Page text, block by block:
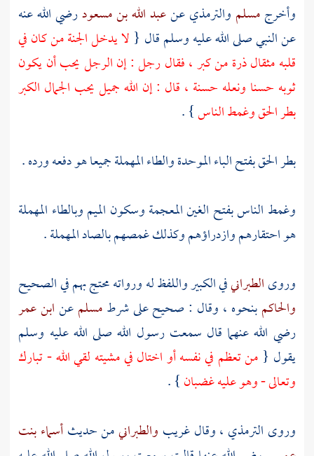
وأخرجمسلم والترمذيعنعبد الله بن مسعودرضي الله عنه
عن النبي صلى الله عليه وسلم قال { لا يدخل الجنة من كان في
قلبه مثقال ذرة من كبر ، فقال رجل : إن الرجل يحب أن يكون
ثوبه حسنا ونعله حسنة ، قال : إن الله جميل يحب الجمال الكبر
بطر الحق وغمط الناس} .
بطر الحق بفتح الباء الموحدة والطاء المهملة جميعا هو دفعه ورده .
وغمط الناس بفتح الغين المعجمة وسكون الميم وبالطاء المهملة
هو احتقارهم وازدراؤهم وكذلك غمصهم بالصاد المهملة .
وروىالطبرانيفي الكبير واللفظ له ورواته محتج بهم في الصحيح
والحاكمبنحوه ، وقال : صحيح على شرطمسلمعنابن عمر
رضي الله عنهما قال سمعت رسول الله صلى الله عليه وسلم
يقول { من تعظم في نفسه أو اختال في مشيته لقي الله - تبارك
وتعالى - وهو عليه غضبان} .
وروى الترمذي ، وقال غريب والطبرانيمن حديثأسماء بنت